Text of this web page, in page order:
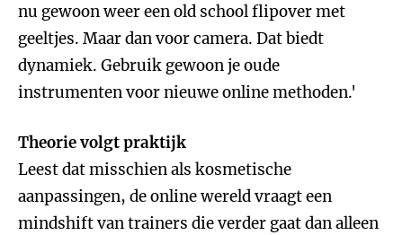
nu gewoon weer een old school flipover met
geeltjes. Maar dan voor camera. Dat biedt
dynamiek. Gebruik gewoon je oude
instrumenten voor nieuwe online methoden.'
Theorie volgt praktijk
Leest dat misschien als kosmetische
aanpassingen, de online wereld vraagt een
mindshift van trainers die verder gaat dan alleen